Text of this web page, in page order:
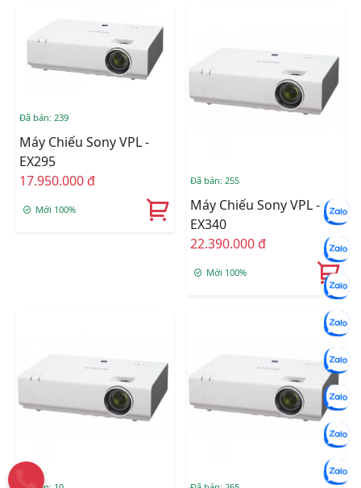
Đã bán: 239
Máy Chiếu Sony VPL -
EX295
17.950.000 đ
Mới 100%
Đã bán: 255
Máy Chiếu Sony VPL -
EX340
22.390.000 đ
Mới 100%